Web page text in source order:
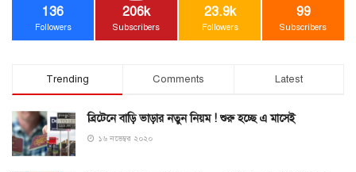
136
Followers
206k
Subscribers
23.9k
Followers
99
Subscribers
Trending Comments Latest
ব্রিটেনে বাড়ি ভাড়ার নতুন নিয়ম ! শুরু হচ্ছে এ মাসেই
১৬ নভেম্বর ২০২০